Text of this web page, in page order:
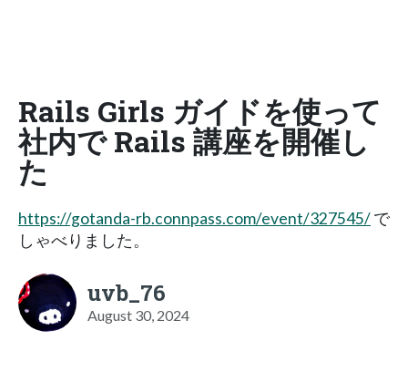
Rails Girls ガイドを使って
社内で Rails 講座を開催し
た
https://gotanda-rb.connpass.com/event/327545/で
しゃべりました。
uvb_76
August 30, 2024